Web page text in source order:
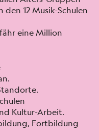
12 Musik-Schulen
eine Mil­lion
Kul­tur-Arbeit.
Fort­bil­dung